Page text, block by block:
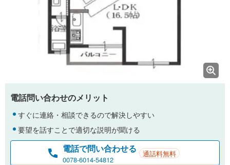
電話問い合わせのメリット
すぐに連絡・相談できるので解決しやすい
要望を話すことで適切な説明が聞ける
電話で問い合わせる
0078-6014-54812
通話料無料